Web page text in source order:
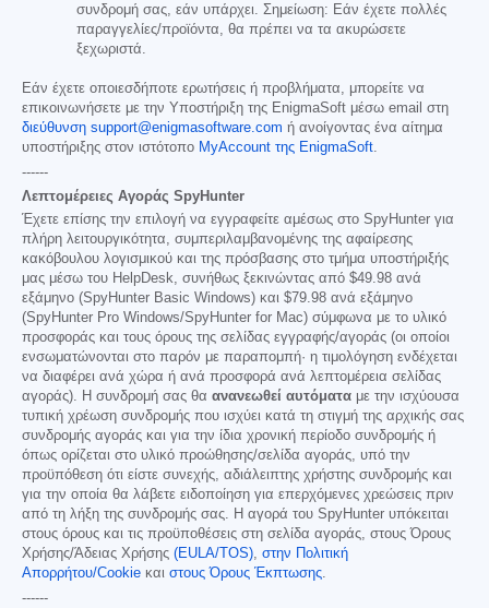
συνδρομή σας, εάν υπάρχει. Σημείωση: Εάν έχετε πολλές
παραγγελίες/προϊόντα, θα πρέπει να τα ακυρώσετε
ξεχωριστά.
Εάν έχετε οποιεσδήποτε ερωτήσεις ή προβλήματα, μπορείτε να
επικοινωνήσετε με την Υποστήριξη της EnigmaSoft μέσω email στη
διεύθυνση support@enigmasoftware.com ή ανοίγοντας ένα αίτημα
υποστήριξης στον ιστότοπο MyAccount της EnigmaSoft.
------
Λεπτομέρειες Αγοράς SpyHunter
Έχετε επίσης την επιλογή να εγγραφείτε αμέσως στο SpyHunter για
πλήρη λειτουργικότητα, συμπεριλαμβανομένης της αφαίρεσης
κακόβουλου λογισμικού και της πρόσβασης στο τμήμα υποστήριξής
μας μέσω του HelpDesk, συνήθως ξεκινώντας από $49.98 ανά
εξάμηνο (SpyHunter Basic Windows) και $79.98 ανά εξάμηνο
(SpyHunter Pro Windows/SpyHunter for Mac) σύμφωνα με το υλικό
προσφοράς και τους όρους της σελίδας εγγραφής/αγοράς (οι οποίοι
ενσωματώνονται στο παρόν με παραπομπή· η τιμολόγηση ενδέχεται
να διαφέρει ανά χώρα ή ανά προσφορά ανά λεπτομέρεια σελίδας
αγοράς). Η συνδρομή σας θα ανανεωθεί αυτόματα με την ισχύουσα
τυπική χρέωση συνδρομής που ισχύει κατά τη στιγμή της αρχικής σας
συνδρομής αγοράς και για την ίδια χρονική περίοδο συνδρομής ή
όπως ορίζεται στο υλικό προώθησης/σελίδα αγοράς, υπό την
προϋπόθεση ότι είστε συνεχής, αδιάλειπτης χρήστης συνδρομής και
για την οποία θα λάβετε ειδοποίηση για επερχόμενες χρεώσεις πριν
από τη λήξη της συνδρομής σας. Η αγορά του SpyHunter υπόκειται
στους όρους και τις προϋποθέσεις στη σελίδα αγοράς, στους Όρους
Χρήσης/Άδειας Χρήσης (EULA/TOS), στην Πολιτική
Απορρήτου/Cookie και στους Όρους Έκπτωσης.
------